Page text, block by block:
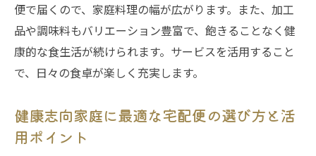
便で届くので、家庭料理の幅が広がります。また、加工
品や調味料もバリエーション豊富で、飽きることなく健
康的な食生活が続けられます。サービスを活用すること
で、日々の食卓が楽しく充実します。
健康志向家庭に最適な宅配便の選び方と活
用ポイント